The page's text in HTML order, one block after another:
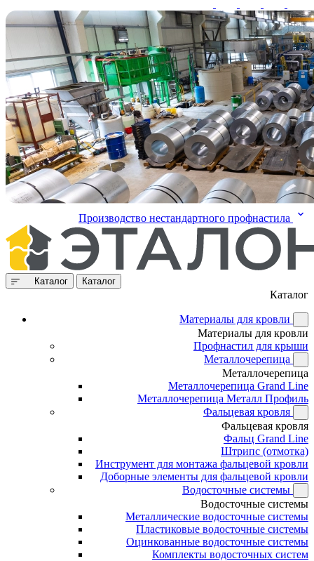
Производство нестандартного профнастила
Каталог Каталог
Каталог
Материалы для кровли
Материалы для кровли
Профнастил для крыши
Металлочерепица
Металлочерепица
Металлочерепица Grand Line
Металлочерепица Металл Профиль
Фальцевая кровля
Фальцевая кровля
Фальц Grand Line
Штрипс (отмотка)
Инструмент для монтажа фальцевой кровли
Доборные элементы для фальцевой кровли
Водосточные системы
Водосточные системы
Металлические водосточные системы
Пластиковые водосточные системы
Оцинкованные водосточные системы
Комплекты водосточных систем